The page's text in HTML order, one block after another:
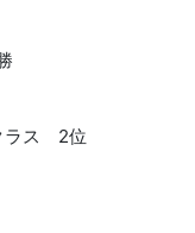
ラス 2位